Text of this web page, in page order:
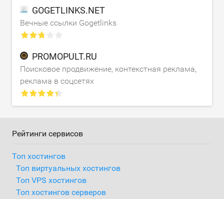
GOGETLINKS.NET
Вечные ссылки Gogetlinks
PROMOPULT.RU
Поисковое продвижение, контекстная реклама,
реклама в соцсетях
Рейтинги сервисов
Топ хостингов
Топ виртуальных хостингов
Топ VPS хостингов
Топ хостингов серверов